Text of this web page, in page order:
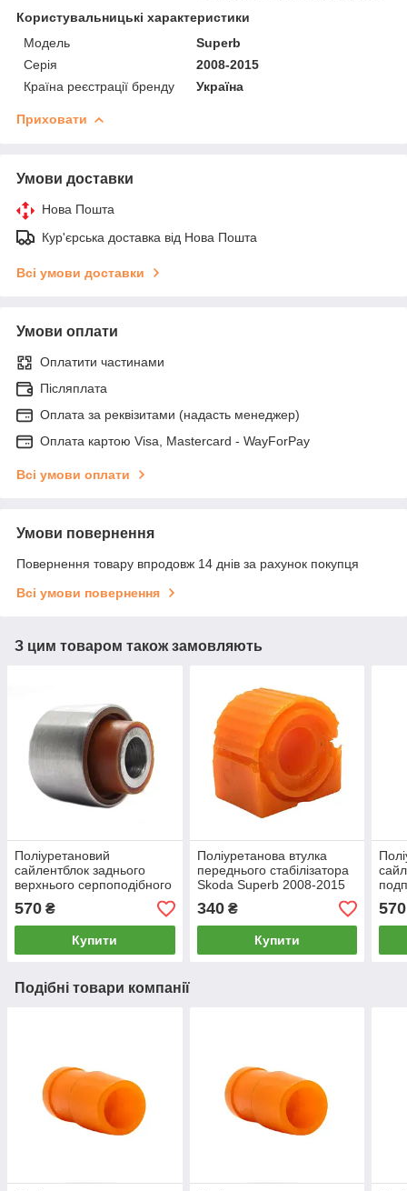
Користувальницькі характеристики
Модель
Superb
Серія
2008-2015
Країна реєстрації бренду
Україна
Приховати
Умови доставки
Нова Пошта
Кур'єрська доставка від Нова Пошта
Всі умови доставки
Умови оплати
Оплатити частинами
Післяплата
Оплата за реквізитами (надасть менеджер)
Оплата картою Visa, Mastercard - WayForPay
Всі умови оплати
Умови повернення
Повернення товару впродовж 14 днів за рахунок покупця
Всі умови повернення
З цим товаром також замовляють
Поліуретановий
сайлентблок заднього
верхнього серпоподібного
важеля зовнішній Skoda
Superb 2008-2015, PP-
0165
570 ₴
Купити
Поліуретанова втулка
переднього стабілізатора
Skoda Superb 2008-2015
22мм, PP-0143P
340₴
Купити
570
Подібні товари компанії